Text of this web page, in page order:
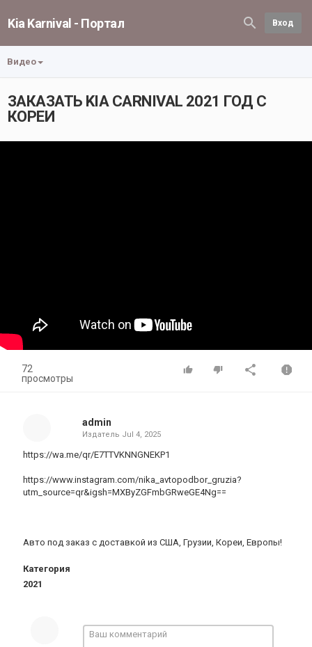
Kia Karnival - Портал Вход
Видео
ЗАКАЗАТЬ KIA CARNIVAL 2021 ГОД С
КОРЕИ
72
просмотры
admin
Издатель Jul 4, 2025
https://wa.me/qr/E7TTVKNNGNEKP1
https://www.instagram.com/nika_avtopodbor_gruzia?
utm_source=qr&igsh=MXByZGFmbGRweGE4Ng==
Авто под заказ с доставкой из США, Грузии, Кореи, Европы!
Категория
2021